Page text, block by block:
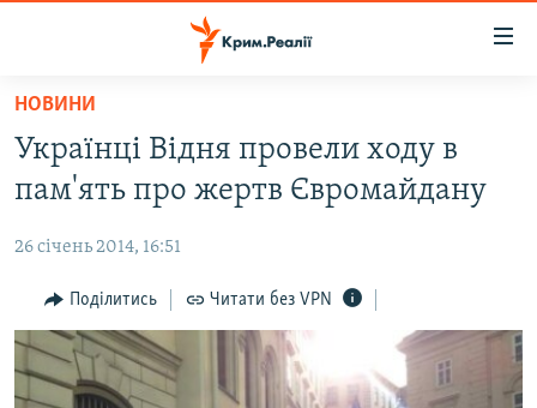
Перейти
основного
матеріалу
до
навігації
Перейти
до
пошуку
ВОДА.КРИМ
ВІДЕО ТА ФОТО
ПОЛІТИКА
БЛОГИ
ПОГЛЯД
ІНТЕРВ'Ю
НОВИНИ
Українці Відня провели ходу в
пам'ять про жертв Євромайдану
26 січень 2014, 16:51
Поділитись Читати без VPN